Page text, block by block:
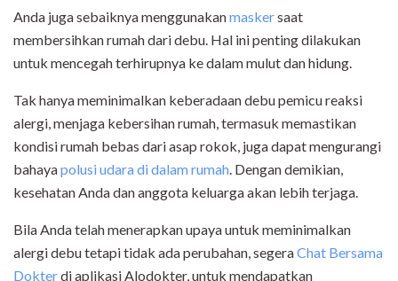
Anda juga sebaiknya menggunakanmaskersaat
membersihkan rumah dari debu. Hal ini penting dilakukan
untuk mencegah terhirupnya ke dalam mulut dan hidung.
Tak hanya meminimalkan keberadaan debu pemicu reaksi
alergi, menjaga kebersihan rumah, termasuk memastikan
kondisi rumah bebas dari asap rokok, juga dapat mengurangi
bahayapolusi udara di dalam rumah. Dengan demikian,
kesehatan Anda dan anggota keluarga akan lebih terjaga.
Bila Anda telah menerapkan upaya untuk meminimalkan
alergi debu tetapi tidak ada perubahan, segeraChat Bersama
Dokterdi aplikasi Alodokter, untuk mendapatkan